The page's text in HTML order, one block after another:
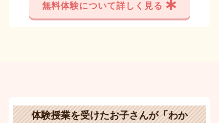
無料体験について詳しく見る
体験授業を受けたお子さんが「わか